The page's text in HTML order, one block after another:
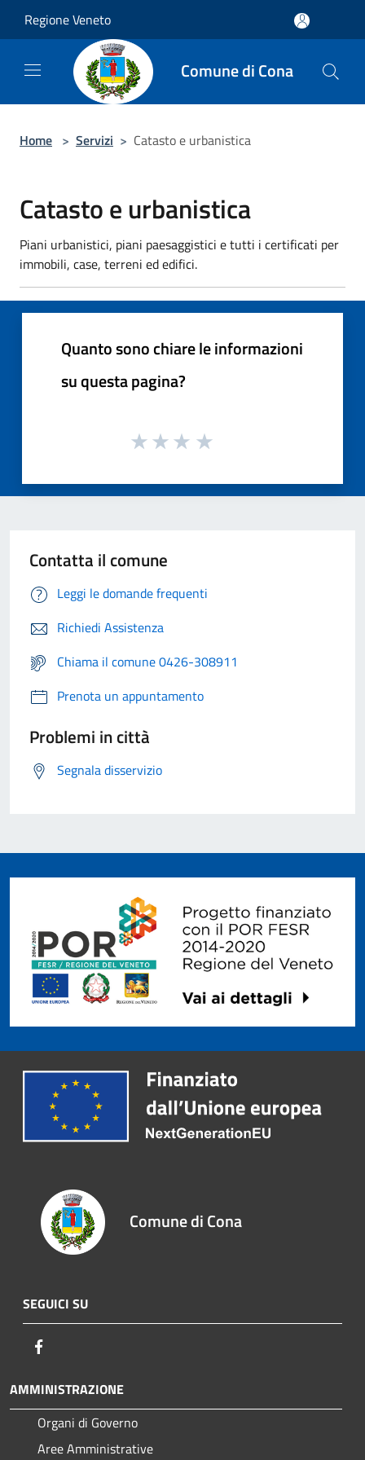
Regione Veneto
Comune di Cona
Home > Servizi > Catasto e urbanistica
Catasto e urbanistica
Piani urbanistici, piani paesaggistici e tutti i certificati per
immobili, case, terreni ed edifici.
Quanto sono chiare le informazioni
su questa pagina?
Contatta il comune
Leggi le domande frequenti
Richiedi Assistenza
Chiama il comune 0426-308911
Prenota un appuntamento
Problemi in città
Segnala disservizio
Comune di Cona
SEGUICI SU
AMMINISTRAZIONE
Organi di Governo
Aree Amministrative